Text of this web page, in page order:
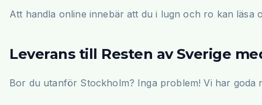
Att handla online innebär att du i lugn och ro kan
Leverans till Resten av Sverige
Bor du utanför Stockholm? Inga problem! Vi har